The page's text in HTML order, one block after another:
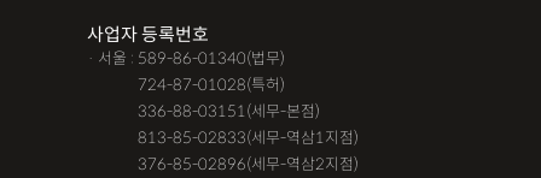
사업자 등록번호
· 서울 : 589-86-01340(법무)
724-87-01028(특허)
336-88-03151(세무-본점)
813-85-02833(세무-역삼1지점)
376-85-02896(세무-역삼2지점)